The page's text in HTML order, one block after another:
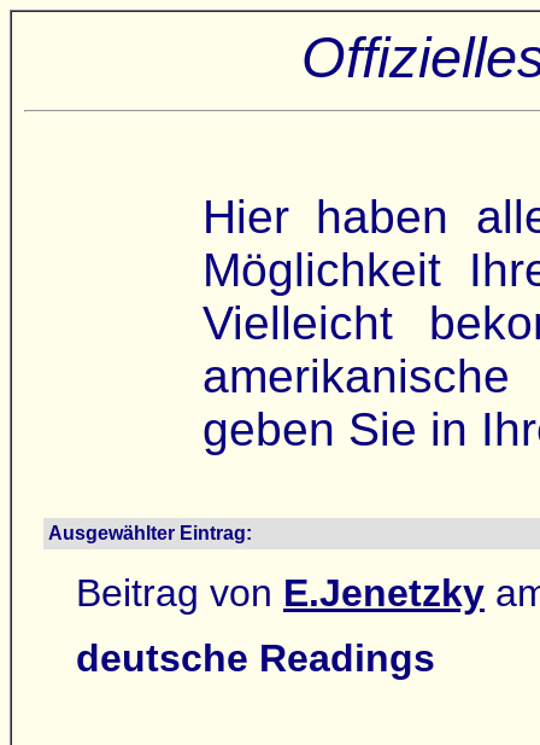
Hier haben
Möglichkeit
Vielleicht
geben Sie in
Ausgewählter Eintrag:
Beitrag von E.Jenetzky
deutsche Readings